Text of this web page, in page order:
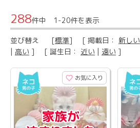
288件中 1-20件を表示
並び替え [標準] [ 掲載日： 新しい
| 高い ] [ 誕生日： 近い | 遠い ]
お気に入り